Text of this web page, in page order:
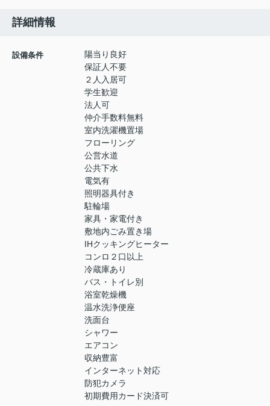
詳細情報
設備条件
陽当り良好
保証人不要
２人入居可
学生歓迎
法人可
仲介手数料無料
室内洗濯機置場
フローリング
公営水道
公共下水
電気有
照明器具付き
駐輪場
家具・家電付き
敷地内ごみ置き場
IHクッキングヒーター
コンロ２口以上
冷蔵庫あり
バス・トイレ別
浴室乾燥機
温水洗浄便座
洗面台
シャワー
エアコン
収納豊富
インターネット対応
防犯カメラ
初期費用カード決済可